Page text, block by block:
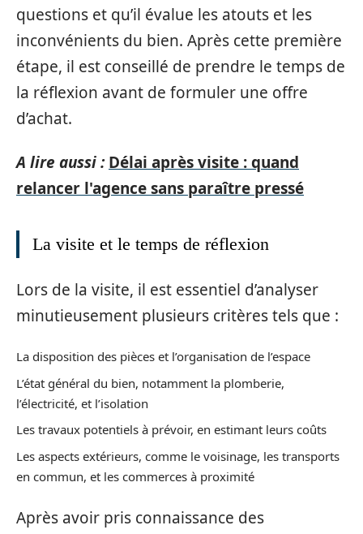
questions et qu’il évalue les atouts et les
inconvénients du bien. Après cette première
étape, il est conseillé de prendre le temps de
la réflexion avant de formuler une offre
d’achat.
A lire aussi : Délai après visite : quand
relancer l'agence sans paraître pressé
La visite et le temps de réflexion
Lors de la visite, il est essentiel d’analyser
minutieusement plusieurs critères tels que :
La disposition des pièces et l’organisation de l’espace
L’état général du bien, notamment la plomberie,
l’électricité, et l’isolation
Les travaux potentiels à prévoir, en estimant leurs coûts
Les aspects extérieurs, comme le voisinage, les transports
en commun, et les commerces à proximité
Après avoir pris connaissance des